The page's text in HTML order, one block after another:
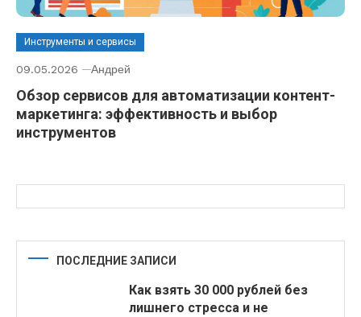
Инструменты и сервисы
09.05.2026 Андрей
Обзор сервисов для автоматизации контент-
маркетинга: эффективность и выбор
инструментов
ПОСЛЕДНИЕ ЗАПИСИ
Как взять 30 000 рублей без
лишнего стресса и не